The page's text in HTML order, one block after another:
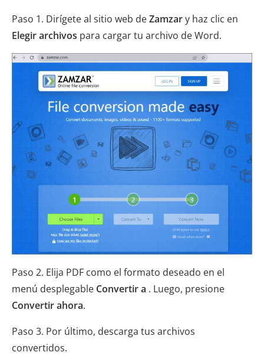
Paso 1. Dirígete al sitio web deZamzary haz clic en
Elegir archivos para cargar tu archivo de Word.
Paso 2. Elija PDF como el formato deseado en el
menú desplegable Convertir a . Luego, presione
Convertir ahora.
Paso 3. Por último, descarga tus archivos
convertidos.